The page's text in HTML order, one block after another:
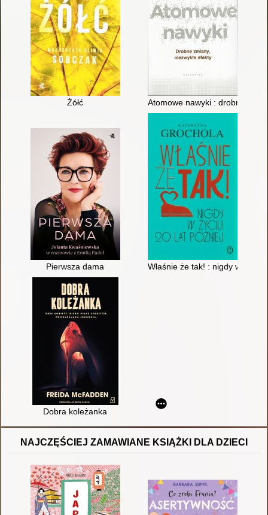
Żółć Atomowe nawyki : drobne
Pierwsza dama Właśnie że tak! : nigdy w
Dobra koleżanka
NAJCZĘŚCIEJ ZAMAWIANE KSIĄŻKI DLA DZIECI